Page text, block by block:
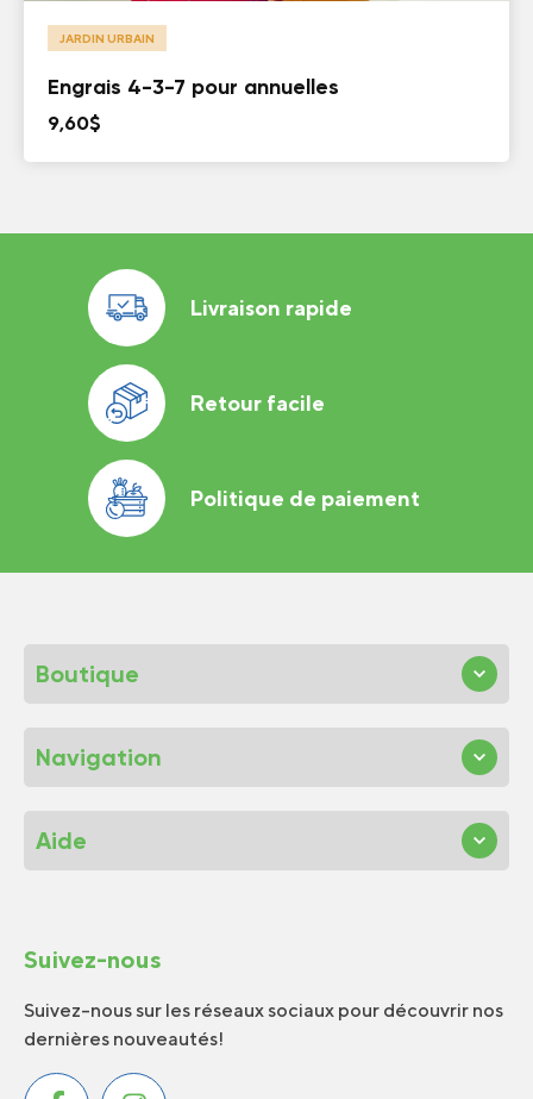
JARDIN URBAIN
Engrais 4-3-7 pour annuelles
9,60$
Livraison rapide
Retour facile
Politique de paiement
Boutique
Navigation
Aide
Suivez-nous
Suivez-nous sur les réseaux sociaux pour découvrir nos
dernières nouveautés!